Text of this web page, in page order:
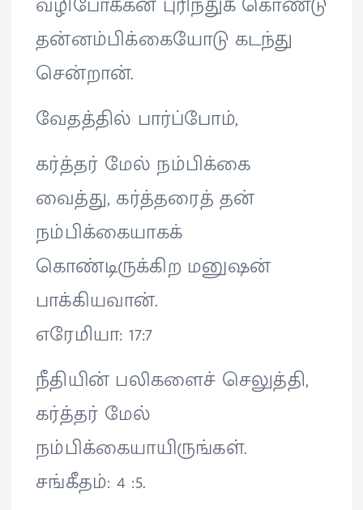
தன்னம்பிக்கையோடு கடந்து
சென்றான்.
வேதத்தில் பார்ப்போம்,
கர்த்தர் மேல் நம்பிக்கை
வைத்து, கர்த்தரைத் தன்
நம்பிக்கையாகக்
கொண்டிருக்கிற மனுஷன்
பாக்கியவான்.
எரேமியா: 17:7
நீதியின் பலிகளைச் செலுத்தி,
கர்த்தர் மேல்
நம்பிக்கையாயிருங்கள்.
சங்கீதம்: 4 :5.